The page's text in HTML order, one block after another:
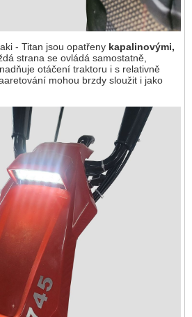
- Titan jsou opatřeny kapalinovými,
strana se ovládá samostatně,
otáčení traktoru i s relativně
mohou brzdy sloužit i jako